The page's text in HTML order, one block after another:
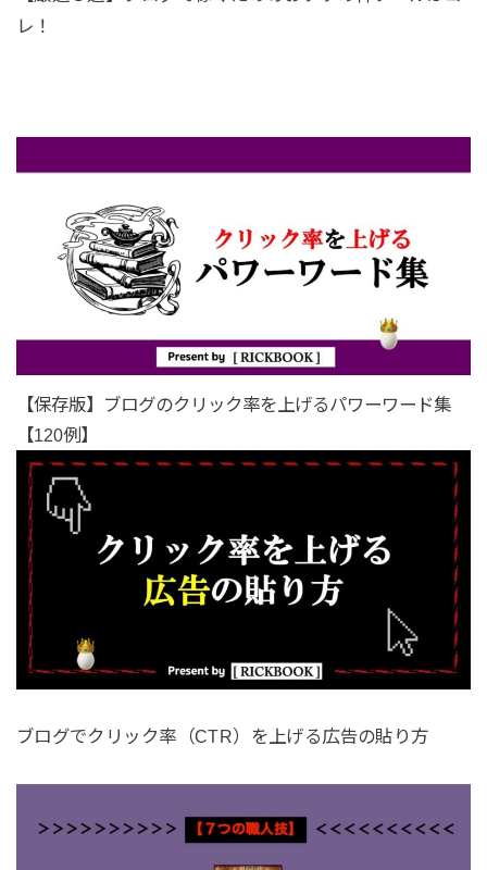
レ！
【保存版】ブログのクリック率を上げるパワーワード集
【120例】
ブログでクリック率（CTR）を上げる広告の貼り方